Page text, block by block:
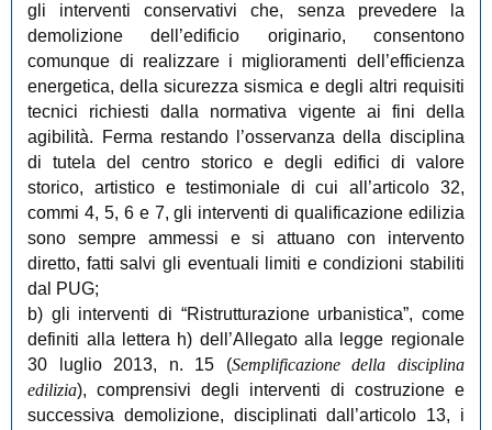
gli interventi conservativi che, senza prevedere la
demolizione dell’edificio originario, consentono
comunque di realizzare i miglioramenti dell’efficienza
energetica, della sicurezza sismica e degli altri requisiti
tecnici richiesti dalla normativa vigente ai fini della
agibilità. Ferma restando l’osservanza della disciplina
di tutela del centro storico e degli edifici di valore
storico, artistico e testimoniale di cui all’articolo 32,
commi 4, 5, 6 e 7, gli interventi di qualificazione edilizia
sono sempre ammessi e si attuano con intervento
diretto, fatti salvi gli eventuali limiti e condizioni stabiliti
dal PUG;
b) gli interventi di “Ristrutturazione urbanistica”, come
definiti alla lettera h) dell’Allegato alla legge regionale
30 luglio 2013, n. 15 (Semplificazione della disciplina
edilizia), comprensivi degli interventi di costruzione e
successiva demolizione, disciplinati dall’articolo 13, i